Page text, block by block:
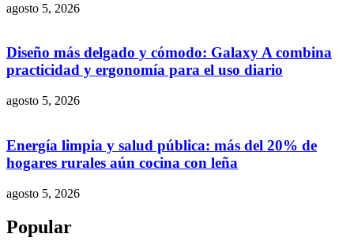
agosto 5, 2026
Diseño más delgado y cómodo: Galaxy A combina
practicidad y ergonomía para el uso diario
agosto 5, 2026
Energía limpia y salud pública: más del 20% de
hogares rurales aún cocina con leña
agosto 5, 2026
Popular